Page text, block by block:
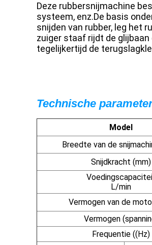
Deze rubbersnijmachine
systeem, enz.De basis
snijden van rubber, leg het
zuiger staaf rijdt de
tegelijkertijd de
Technische
Model
Breedte van de
Snijdkracht (mm)
L/min
Vermogen van de
Vermogen
Frequentie ((Hz)